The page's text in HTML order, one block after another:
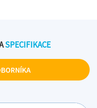
SPECIFIKACE